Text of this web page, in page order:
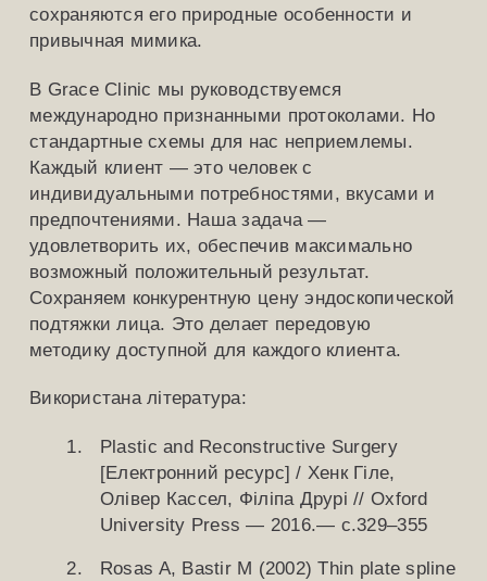
сохраняются его природные особенности и
привычная мимика.
В Grace Clinic мы руководствуемся
международно признанными протоколами. Но
стандартные схемы для нас неприемлемы.
Каждый клиент — это человек с
индивидуальными потребностями, вкусами и
предпочтениями. Наша задача —
удовлетворить их, обеспечив максимально
возможный положительный результат.
Сохраняем конкурентную цену эндоскопической
подтяжки лица. Это делает передовую
методику доступной для каждого клиента.
Використана література:
Plastic and Reconstructive Surgery
[Електронний ресурс] / Хенк Гіле,
Олівер Кассел, Філіпа Друрі // Oxford
University Press — 2016.— с.329–355
Rosas A, Bastir M (2002) Thin plate spline